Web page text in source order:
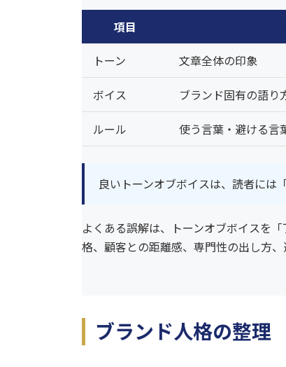
項目
トーン 文章全体の印象
ボイス ブランド固有の語り
ルール 使う言葉・避ける言
良いトーンオブボイスは、読者には
よくある誤解は、トーンオブボイスを
格、顧客との距離感、専門性の出し方
ブランド人格の整理